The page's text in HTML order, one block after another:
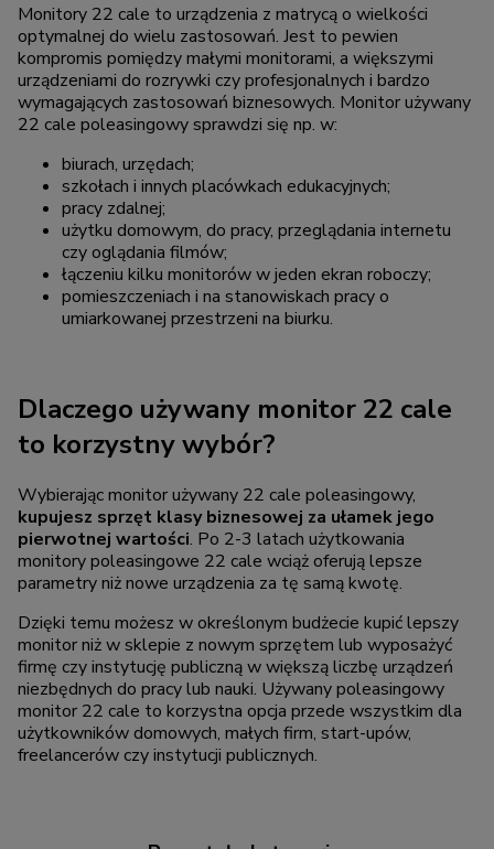
Monitory 22 cale to urządzenia z matrycą o wielkości
optymalnej do wielu zastosowań. Jest to pewien
kompromis pomiędzy małymi monitorami, a większymi
urządzeniami do rozrywki czy profesjonalnych i bardzo
wymagających zastosowań biznesowych. Monitor używany
22 cale poleasingowy sprawdzi się np. w:
biurach, urzędach;
szkołach i innych placówkach edukacyjnych;
pracy zdalnej;
użytku domowym, do pracy, przeglądania internetu
czy oglądania filmów;
łączeniu kilku monitorów w jeden ekran roboczy;
pomieszczeniach i na stanowiskach pracy o
umiarkowanej przestrzeni na biurku.
Dlaczego używany monitor 22 cale
to korzystny wybór?
Wybierając monitor używany 22 cale poleasingowy,
kupujesz sprzęt klasy biznesowej za ułamek jego
pierwotnej wartości. Po 2-3 latach użytkowania
monitory poleasingowe 22 cale wciąż oferują lepsze
parametry niż nowe urządzenia za tę samą kwotę.
Dzięki temu możesz w określonym budżecie kupić lepszy
monitor niż w sklepie z nowym sprzętem lub wyposażyć
firmę czy instytucję publiczną w większą liczbę urządzeń
niezbędnych do pracy lub nauki. Używany poleasingowy
monitor 22 cale to korzystna opcja przede wszystkim dla
użytkowników domowych, małych firm, start-upów,
freelancerów czy instytucji publicznych.